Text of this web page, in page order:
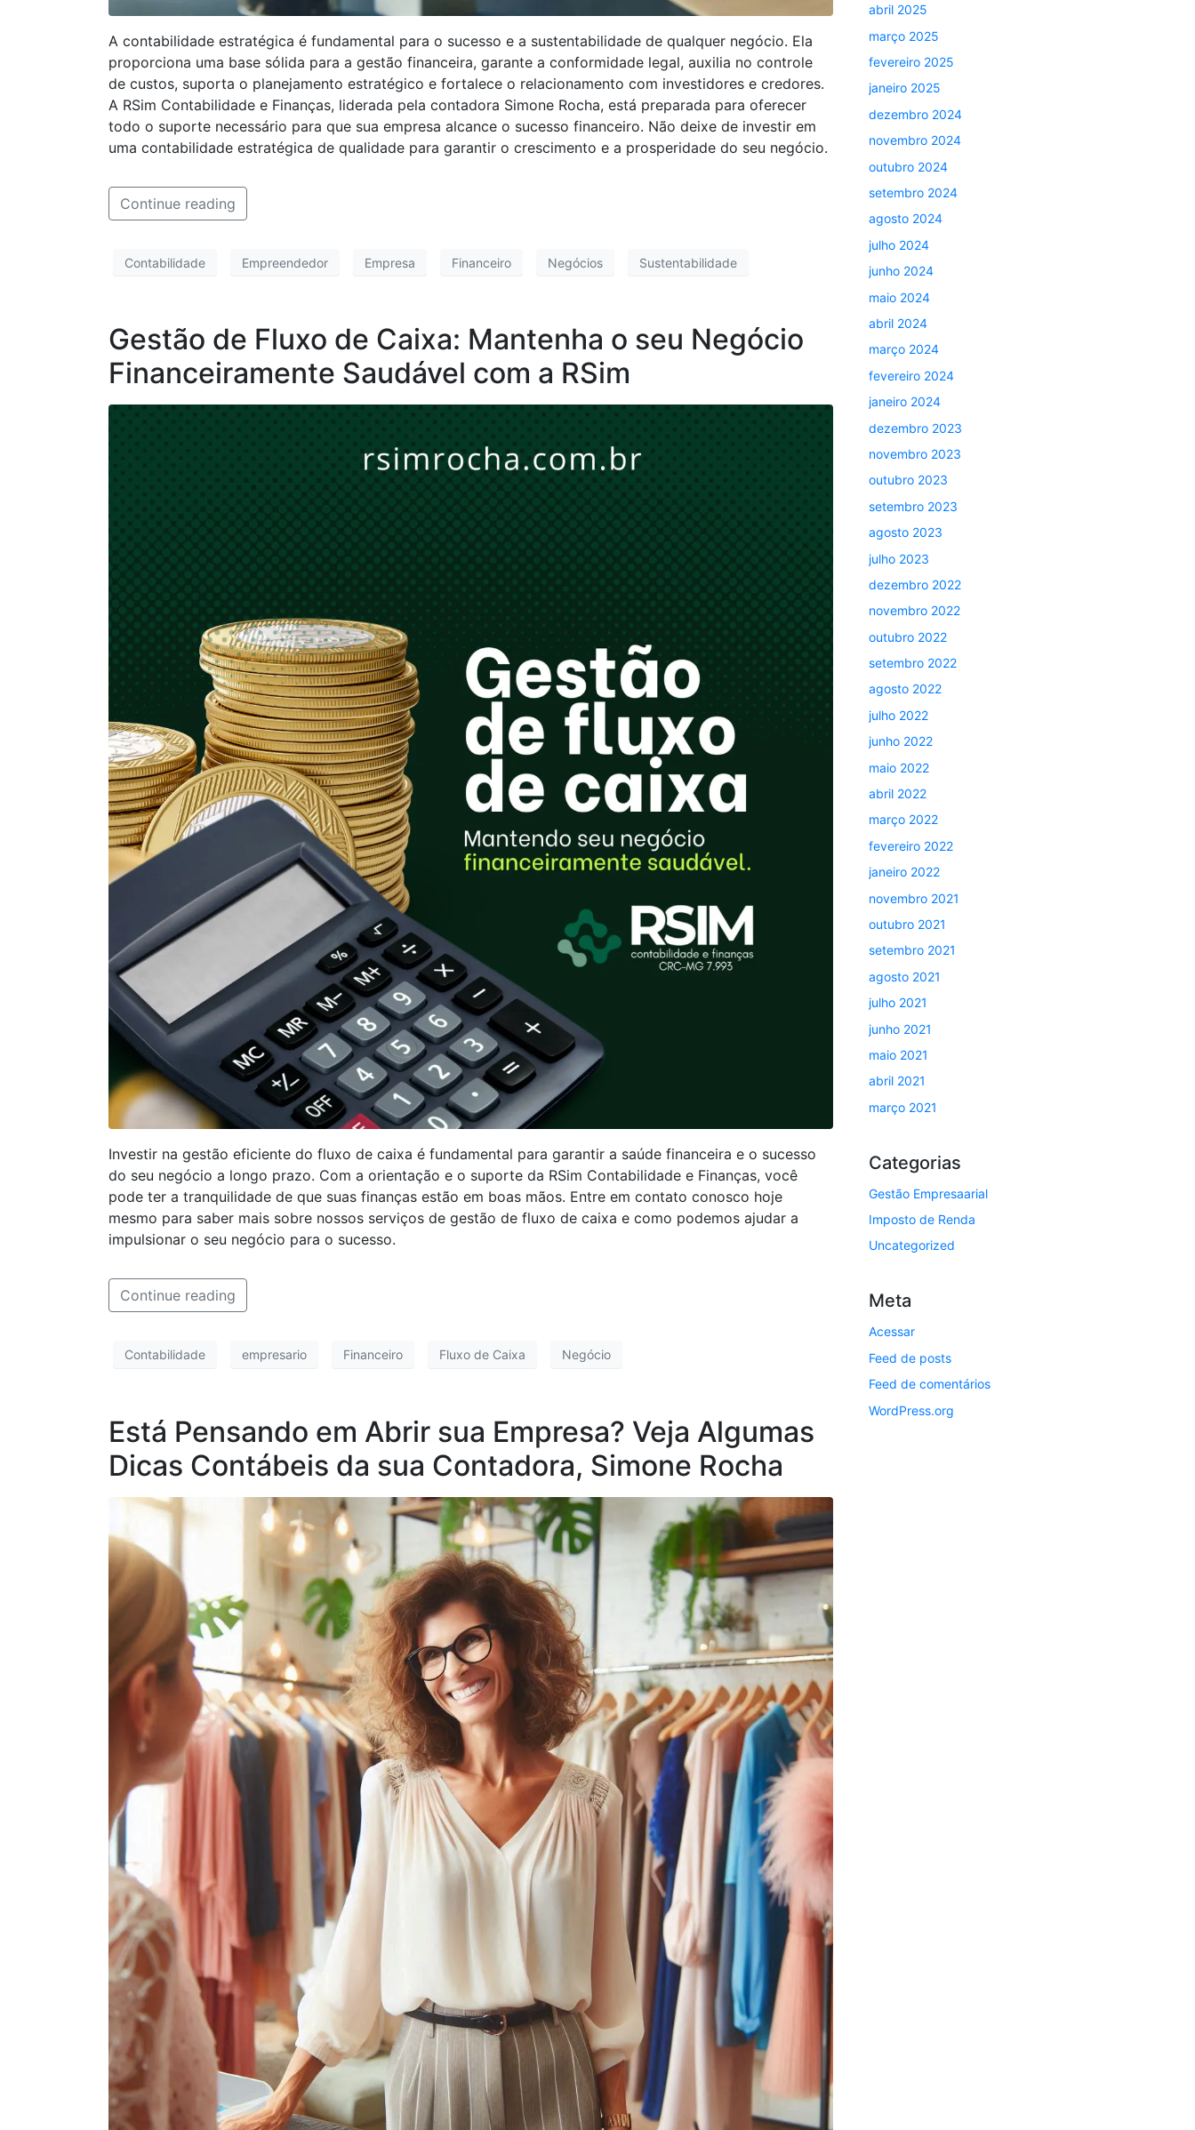
A contabilidade estratégica é fundamental para o sucesso e a sustentabilidade de qualquer negócio. Ela
proporciona uma base sólida para a gestão financeira, garante a conformidade legal, auxilia no controle
de custos, suporta o planejamento estratégico e fortalece o relacionamento com investidores e credores.
A RSim Contabilidade e Finanças, liderada pela contadora Simone Rocha, está preparada para oferecer
todo o suporte necessário para que sua empresa alcance o sucesso financeiro. Não deixe de investir em
uma contabilidade estratégica de qualidade para garantir o crescimento e a prosperidade do seu negócio.
Continue reading
Contabilidade Empreendedor Empresa Financeiro Negócios Sustentabilidade
Gestão de Fluxo de Caixa: Mantenha o seu Negócio
Financeiramente Saudável com a RSim
Investir na gestão eficiente do fluxo de caixa é fundamental para garantir a saúde financeira e o sucesso
do seu negócio a longo prazo. Com a orientação e o suporte da RSim Contabilidade e Finanças, você
pode ter a tranquilidade de que suas finanças estão em boas mãos. Entre em contato conosco hoje
mesmo para saber mais sobre nossos serviços de gestão de fluxo de caixa e como podemos ajudar a
impulsionar o seu negócio para o sucesso.
Continue reading
Contabilidade empresario Financeiro Fluxo de Caixa Negócio
Está Pensando em Abrir sua Empresa? Veja Algumas
Dicas Contábeis da sua Contadora, Simone Rocha
abril 2025
março 2025
fevereiro 2025
janeiro 2025
dezembro 2024
novembro 2024
outubro 2024
setembro 2024
agosto 2024
julho 2024
junho 2024
maio 2024
abril 2024
março 2024
fevereiro 2024
janeiro 2024
dezembro 2023
novembro 2023
outubro 2023
setembro 2023
agosto 2023
julho 2023
dezembro 2022
novembro 2022
outubro 2022
setembro 2022
agosto 2022
julho 2022
junho 2022
maio 2022
abril 2022
março 2022
fevereiro 2022
janeiro 2022
novembro 2021
outubro 2021
setembro 2021
agosto 2021
julho 2021
junho 2021
maio 2021
abril 2021
março 2021
Categorias
Gestão Empresaarial
Imposto de Renda
Uncategorized
Meta
Acessar
Feed de posts
Feed de comentários
WordPress.org